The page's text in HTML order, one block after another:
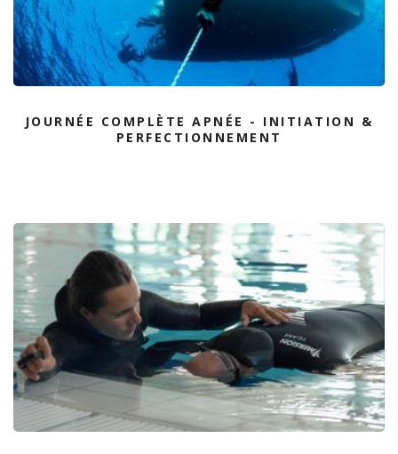
JOURNÉE COMPLÈTE APNÉE - INITIATION &
PERFECTIONNEMENT